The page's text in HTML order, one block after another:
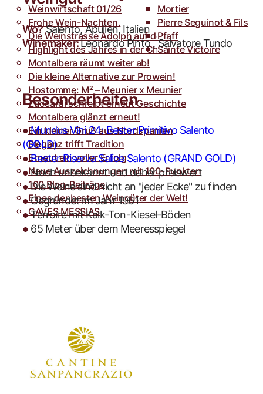
Weinwirtschaft 01/26
Frohe Wein-Nachten.
Die Weinstrasse Adolph auf der weinFACH
Highlight des Jahres in der Champagne.
Montalbera räumt weiter ab!
Die kleine Alternative zur Prowein!
Hostomme: M² – Meunier x Meunier
Zuccardi schreibt erneut Geschichte
Montalbera glänzt erneut!
Ein kleiner Gruß aus Nordspanien
Eleganz trifft Tradition
Erneut ein voller Erfolg
Neue Auszeichnungen mit 100-Punkten
100 Blog-Beiträge
Eines der besten Weingüter der Welt!
CAVES MESSIAS
Toro
Rocca dei Forti
Villa Armellina
Mortier
Pierre Seguinot & Fils
Pfaff
Sainte Victoire
Wo?Salento, Apulien, Italien
Winemaker:Leonardo Pinto , Salvatore Tundo
Besonderheiten
●Mundus Vini 24: Bester Primitivo Salento
(GOLD)
●Bester Riserva Salice Salento (GRAND GOLD)
●Noch unbekannt und daher preiswert
●Die Weine sind nicht an "jeder Ecke" zu finden
●Gegründet im Jahr 1961
●Terroire mit Kalk-Ton-Kiesel-Böden
● 65 Meter über dem Meeresspiegel